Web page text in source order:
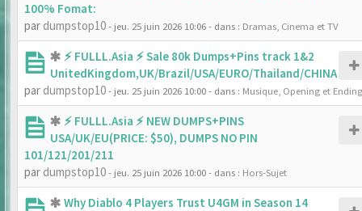
100% Fomat:
par dumpstop10- jeu. 25 juin 2026 10:06- dans : Dramas, Cinema et TV
⚡ FULLL.Asia ⚡ Sale 80k Dumps+Pins track 1&2
UnitedKingdom,UK/Brazil/USA/EURO/Thailand/CHINA
par dumpstop10- jeu. 25 juin 2026 10:00- dans : Musique, Opening et Ending
⚡ FULLL.Asia ⚡ NEW DUMPS+PINS
USA/UK/EU(PRICE: $50), DUMPS NO PIN
101/121/201/211
par dumpstop10- jeu. 25 juin 2026 10:00- dans : Hors-Sujet
Why Diablo 4 Players Trust U4GM in Season 14